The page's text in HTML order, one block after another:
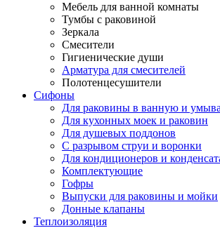
Мебель для ванной комнаты
Тумбы с раковиной
Зеркала
Смесители
Гигиенические души
Арматура для смесителей
Полотенцесушители
Сифоны
Для раковины в ванную и
Для кухонных моек и раковин
Для душевых поддонов
С разрывом струи и воронки
Для кондиционеров и
Комплектующие
Гофры
Выпуски для раковины и мойки
Донные клапаны
Теплоизоляция